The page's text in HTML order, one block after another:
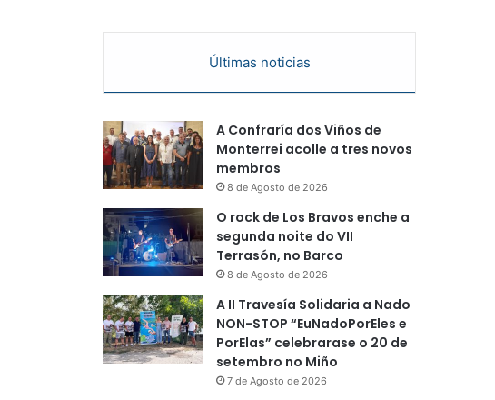
Últimas noticias
A Confraría dos Viños de
Monterrei acolle a tres novos
membros
8 de Agosto de 2026
O rock de Los Bravos enche a
segunda noite do VII
Terrasón, no Barco
8 de Agosto de 2026
A II Travesía Solidaria a Nado
NON-STOP “EuNadoPorEles e
PorElas” celebrarase o 20 de
setembro no Miño
7 de Agosto de 2026